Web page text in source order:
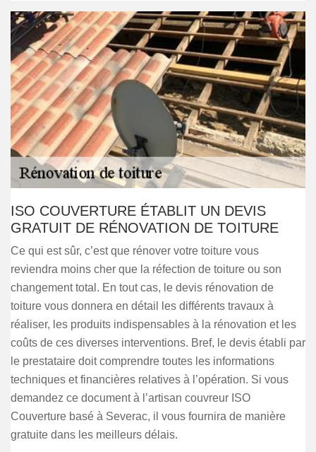
ISO COUVERTURE ÉTABLIT UN DEVIS
GRATUIT DE RÉNOVATION DE TOITURE
Ce qui est sûr, c’est que rénover votre toiture vous
reviendra moins cher que la réfection de toiture ou son
changement total. En tout cas, le devis rénovation de
toiture vous donnera en détail les différents travaux à
réaliser, les produits indispensables à la rénovation et les
coûts de ces diverses interventions. Bref, le devis établi par
le prestataire doit comprendre toutes les informations
techniques et financières relatives à l’opération. Si vous
demandez ce document à l’artisan couvreur ISO
Couverture basé à Severac, il vous fournira de manière
gratuite dans les meilleurs délais.